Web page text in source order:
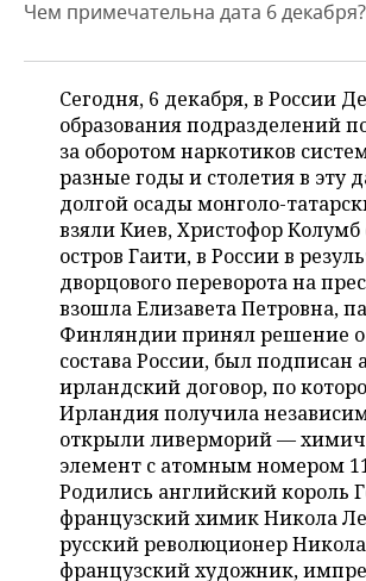
КОРОЛИ ГОСЗАКАЗА ПФО
КОМУ ПРИНАДЛЕЖАТ
ТОРГОВЫЕ ЦЕНТРЫ
ТАТАРСТАНА
ФИНАНСЫ
БЮДЖЕТ
ИНВЕСТИЦИИ
НОВОСТИ
АГРОПРОМ
МАШИНОСТРОЕНИЕ
НЕФТЕХИМИЯ
НЕФТЬ
ОПК
ЭНЕРГЕТИКА
НЕДВИЖИМОСТЬ
НОВОСТИ АВТО
БИЗНЕС
НОВОСТИ БИЗНЕСА
РОЗНИЧНАЯ ТОРГОВЛЯ
ТРАНСПОРТ
ТЕХНОЛОГИИ
НОВОСТИ ТЕХНОЛОГИЙ
ТЕЛЕКОММУНИКАЦИИ
МЕРОПРИЯТИЯ
НОВОСТИ МЕРОПРИЯТИЙ
ВЫЕЗДНАЯ РЕДАКЦИЯ
БИЗНЕС-БРАНЧИ
ONLINE-КОНФЕРЕНЦИИ
ОТКРЫТАЯ ЛЕКЦИЯ
СПОРТ
НОВОСТИ СПОРТА
ФУТБОЛ
ХОККЕЙ
БАСКЕТБОЛ
ВОЛЕЙБОЛ
ОБЩЕСТВО
НОВОСТИ ОБЩЕСТВА
ВЛАСТЬ
ИНФРАСТРУКТУРА
ИСТОРИЯ
ФОТОГАЛЕРЕЯ
СЮЖЕТЫ
СПРАВОЧНИК
СПИСОК ПЕРСОН
ПОЛНАЯ ВЕРСИЯ
Чем примечательна дата 6 декабря?
Сегодня, 6 декабря, в России
образования подразделений
за оборотом наркотиков
разные годы и столетия в эту
долгой осады монголо-
взяли Киев, Христофор
остров Гаити, в России в
дворцового переворота на
взошла Елизавета Петровна,
Финляндии принял решение о
состава России, был подписан
ирландский договор, по
Ирландия получила
открыли ливерморий —
элемент с атомным номером
Родились английский король
французский химик Никола
русский революционер
французский художник,